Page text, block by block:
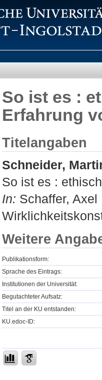
So ist es :
Erfahrung
Titelangaben
Schneider,
So ist es :
In: Schaffer,
Weitere
Publikationsform:
Sprache des Eintrags:
Institutionen der Universität:
Begutachteter Aufsatz:
Titel an der KU entstanden:
KU.edoc-ID: